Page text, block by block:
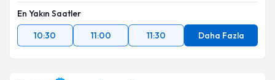
En Yakın Saatler
10:30
11:00 11:30 Daha Fazla